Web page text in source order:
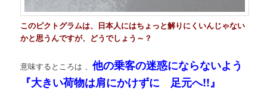
このピクトグラムは、日本人にはちょっと解りにくいんじゃない
かと思うんですが、どうでしょう～？
意味するところは 、他の乗客の迷惑にならないよう
『大きい荷物は肩にかけずに 足元へ!!』